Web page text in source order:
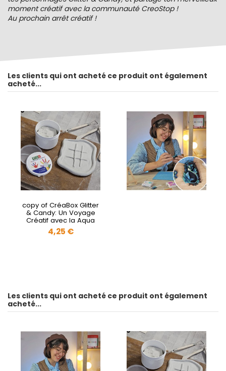
moment créatif avec la communauté CreoStop !
Au prochain arrêt créatif !
Les clients qui ont acheté ce produit ont également
acheté...
copy of CréaBox Glitter
& Candy: Un Voyage
Créatif avec la Aqua
Resin
4,25 €
Les clients qui ont acheté ce produit ont également
acheté...